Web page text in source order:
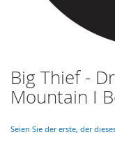
Skip
to
the
of
Big Thief -
Mountain I
Seien Sie der erste, der